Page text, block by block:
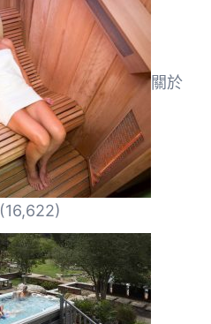
關於
(16,622)